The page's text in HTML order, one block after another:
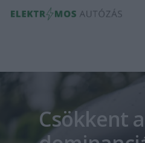
Skip
Csökkent